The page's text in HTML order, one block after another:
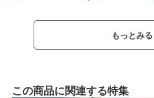
もっとみる
この商品に関連する特集